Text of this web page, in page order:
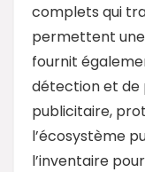
complets qui
permettent
fournit
détection et de
publicitaire,
l’écosystème
l’inventaire